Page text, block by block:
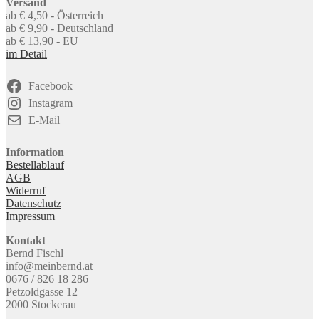
Versand
ab € 4,50 - Österreich
ab € 9,90 - Deutschland
ab € 13,90 - EU
im Detail
Facebook
Instagram
E-Mail
Information
Bestellablauf
AGB
Widerruf
Datenschutz
Impressum
Kontakt
Bernd Fischl
info@meinbernd.at
0676 / 826 18 286
Petzoldgasse 12
2000 Stockerau